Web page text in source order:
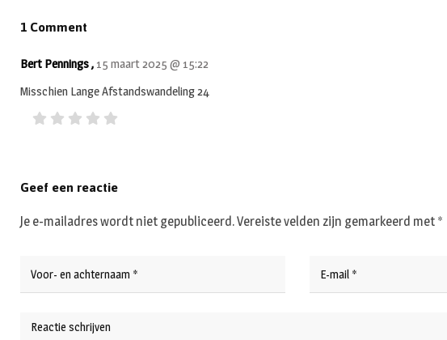
1 Comment
Bert Pennings , 15 maart 2025 @ 15:22
Misschien Lange Afstandswandeling 24
Geef een reactie
Je e-mailadres wordt niet gepubliceerd.Vereiste velden zijn gemarkeerd met *